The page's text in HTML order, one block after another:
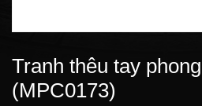
Tranh thêu tay
(MPC0173)